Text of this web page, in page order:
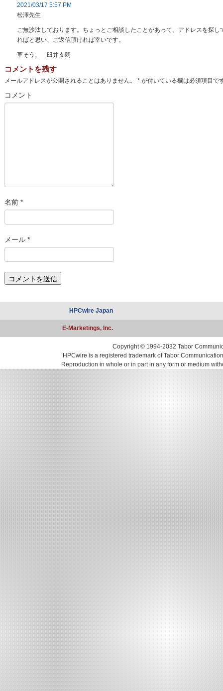
2021/03/17 5:57 PM
松澤先生
ご無沙汰しております。ちょっとご相談したことがあって、アドレスを探
ればと思い、ご返信頂ければ幸いです。
草そう、 臼井支朗
コメントを残す
メールアドレスが公開されることはありません。 *が付いている欄は必須項目で
コメント
名前 *
メール *
HPCwire Japan
E-Marketings, Inc.
Copyright © 1994-2032 Tabor
HPCwire is a registered trademark of Tabor
Reproduction in whole or in part in any form or medium